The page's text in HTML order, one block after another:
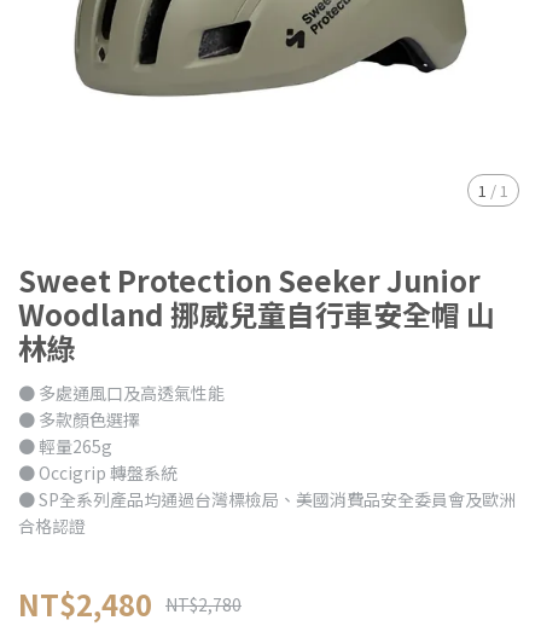
1 / 1
Sweet Protection Seeker Junior
Woodland 挪威兒童自行車安全帽 山
林綠
● 多處通風口及高透氣性能
● 多款顏色選擇
● 輕量265g
● Occigrip 轉盤系統
● SP全系列產品均通過台灣標檢局、美國消費品安全委員會及歐洲
合格認證
NT$2,480 NT$2,780